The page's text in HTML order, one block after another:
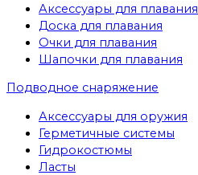
Аксессуары для плавания
Доска для плавания
Очки для плавания
Шапочки для плавания
Подводное снаряжение
Аксессуары для оружия
Герметичные системы
Гидрокостюмы
Ласты